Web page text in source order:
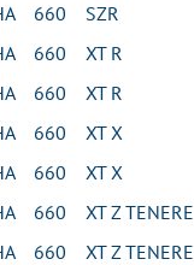
660 SZR
660 XT R
660 XT R
660 XT X
660 XT X
660 XT Z TENERE
660 XT Z TENERE